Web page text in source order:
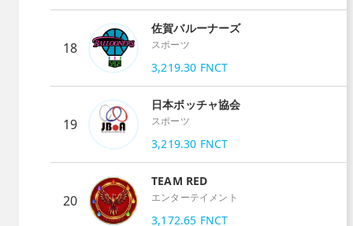
18
佐賀バルーナーズ
スポーツ
3,219.30 FNCT
19
日本ボッチャ協会
スポーツ
3,219.30 FNCT
20
TEAM RED
エンターテイメント
3,172.65 FNCT